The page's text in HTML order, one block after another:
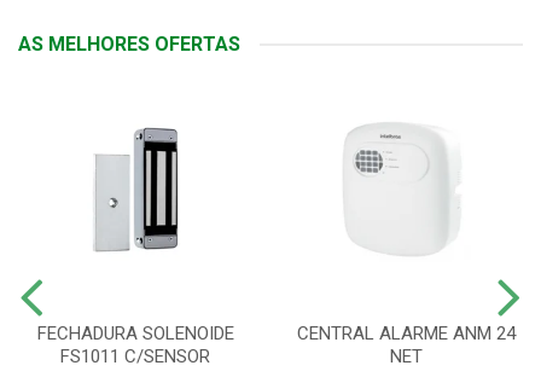
AS MELHORES OFERTAS
FECHADURA SOLENOIDE
FS1011 C/SENSOR
CENTRAL ALARME ANM 24
NET